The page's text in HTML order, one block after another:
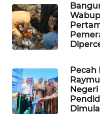
Pecah
Negeri
WAHANA
Wahana
Network
KONSUMEN
LISTRIK
MASYARAKAT